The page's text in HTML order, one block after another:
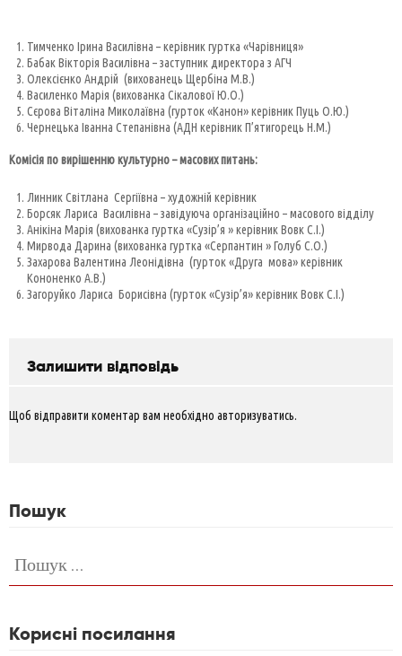
Тимченко Ірина Василівна – керівник гуртка «Чарівниця»
Бабак Вікторія Василівна – заступник директора з АГЧ
Олексієнко Андрій (вихованець Щербіна М.В.)
Василенко Марія (вихованка Сікалової Ю.О.)
Сєрова Віталіна Миколаївна (гурток «Канон» керівник Пуць О.Ю.)
Чернецька Іванна Степанівна (АДН керівник П’ятигорець Н.М.)
Комісія по вирішенню культурно – масових питань:
Линник Світлана Сергіївна – художній керівник
Борсяк Лариса Василівна – завідуюча організаційно – масового відділу
Анікіна Марія (вихованка гуртка «Сузір’я » керівник Вовк С.І.)
Мирвода Дарина (вихованка гуртка «Серпантин » Голуб С.О.)
Захарова Валентина Леонідівна (гурток «Друга мова» керівник
Кононенко А.В.)
Загоруйко Лариса Борисівна (гурток «Сузір’я» керівник Вовк С.І.)
Залишити відповідь
Щоб відправити коментар вам необхідно авторизуватись.
Пошук
Корисні посилання